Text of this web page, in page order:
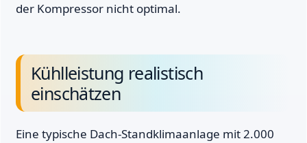
der Kompressor nicht optimal.
Kühlleistung realistisch
einschätzen
Eine typische Dach-Standklimaanlage mit 2.000